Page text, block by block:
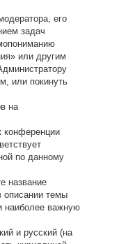
его
задач
или другим
или покинуть
на
конференции
по данному
название
описании темы
наиболее важную
и русский (на